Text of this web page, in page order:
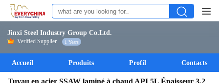
Jinxi Steel Industry Group Co.Ltd.
Verified Supplier 1 Years
Accueil Produits Profil Contacts
Tuyau en acier SSAW laminé à chaud API 5L Épaisseur 3,2